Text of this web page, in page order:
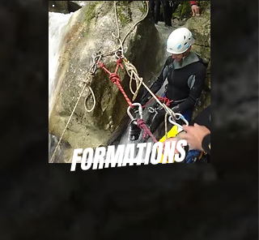
FORMATIONS